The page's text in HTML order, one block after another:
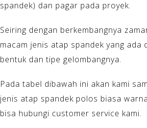
spandek) dan pagar pada proyek.
Seiring dengan berkembangnya
macam jenis atap spandek yang
bentuk dan tipe gelombangnya.
Pada tabel dibawah ini akan kami
jenis atap spandek polos biasa
bisa hubungi customer service kami.